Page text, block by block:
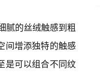
腻的丝绒触感到粗
间增添独特的触感
是可以组合不同纹